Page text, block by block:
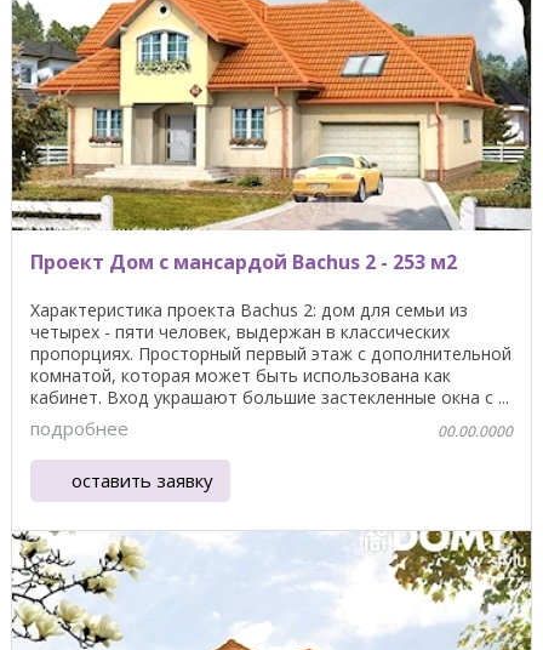
Проект Дом с мансардой Bachus 2 - 253 м2
Характеристика проекта Bachus 2: дом для семьи из
четырех - пяти человек, выдержан в классических
пропорциях. Просторный первый этаж с дополнительной
комнатой, которая может быть использована как
кабинет. Вход украшают большие застекленные окна с ...
подробнее 00.00.0000
оставить заявку